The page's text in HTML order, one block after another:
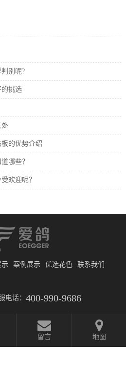
别呢?
挑选
的优势介绍
哪些？
欢迎呢？
示 案例展示 优选花色 联系我们
电话： 400-990-9686
通建筑装饰材料有限公司
网站开发:超越无限 网站地图
留言 地图